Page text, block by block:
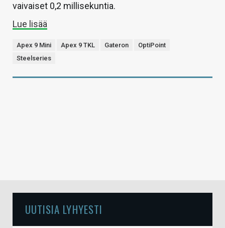
vaivaiset 0,2 millisekuntia.
Lue lisää
Apex 9 Mini Apex 9 TKL Gateron
OptiPoint
Steelseries
UUTISIA LYHYESTI